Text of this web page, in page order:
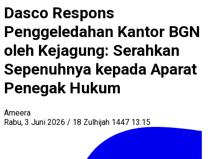
Dasco Respons
Penggeledahan Kantor BGN
oleh Kejagung: Serahkan
Sepenuhnya kepada Aparat
Penegak Hukum
Ameera
Rabu, 3 Juni 2026 / 18 Zulhijah 1447 13:15